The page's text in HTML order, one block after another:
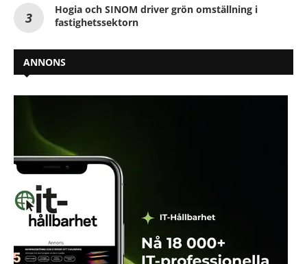
Hogia och SINOM driver grön omställning i
fastighetssektorn
ANNONS